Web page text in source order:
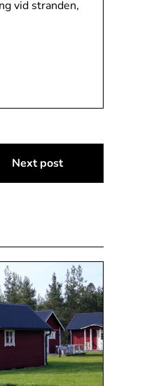
vid stranden,
Next post